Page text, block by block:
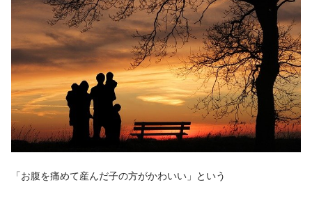
「お腹を痛めて産んだ子の方がかわいい」という